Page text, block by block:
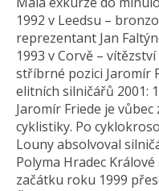
1992 v Leedsu –
reprezentant Jan
1993 v Corvě –
stříbrné pozici Jaromír
elitních silničářů 2001:
Jaromír Friede je
cyklistiky. Po
Louny absolvoval
Polyma Hradec
začátku roku 1999